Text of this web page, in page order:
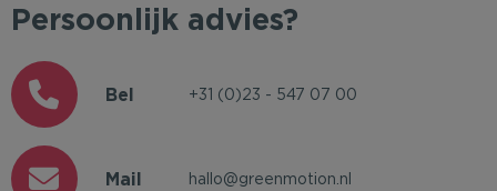
Persoonlijk advies?
Bel +31 (0)23 - 547 07 00
Mail hallo@greenmotion.nl